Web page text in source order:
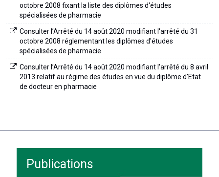
octobre 2008 fixant la liste des diplômes d'études
spécialisées de pharmacie
Consulter l’Arrêté du 14 août 2020 modifiant l'arrêté du 31
octobre 2008 réglementant les diplômes d'études
spécialisées de pharmacie
Consulter l’Arrêté du 14 août 2020 modifiant l'arrêté du 8 avril
2013 relatif au régime des études en vue du diplôme d'Etat
de docteur en pharmacie
Publications